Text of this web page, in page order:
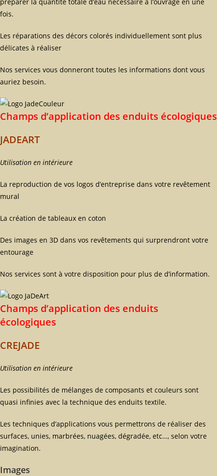
fois.
Les réparations des décors colorés individuellement sont plus
délicates à réaliser
Nos services vous donneront toutes les informations dont vous
auriez besoin.
Champs d’application des enduits écologiques
JADEART
Utilisation en intérieure
La reproduction de vos logos d’entreprise dans votre revêtement
mural
La création de tableaux en coton
Des images en 3D dans vos revêtements qui surprendront votre
entourage
Nos services sont à votre disposition pour plus de d’information.
Champs d’application des enduits
écologiques
CREJADE
Utilisation en intérieure
Les possibilités de mélanges de composants et couleurs sont
quasi infinies avec la technique des enduits textile.
Les techniques d’applications vous permettrons de réaliser des
surfaces, unies, marbrées, nuagées, dégradée, etc…, selon votre
imagination.
Images